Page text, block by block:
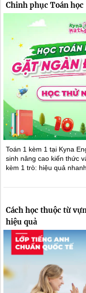
Chinh phục Toán
Toán 1 kèm 1 tại Kyna
sinh nâng cao kiến thức
kèm 1 trò: hiệu quả
Cách học thuộc từ
hiệu quả